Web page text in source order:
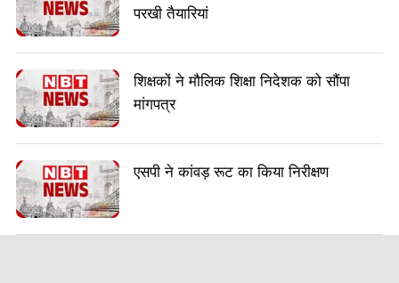
परखी तैयारियां
शिक्षकों ने मौलिक शिक्षा निदेशक को सौंपा
मांगपत्र
एसपी ने कांवड़ रूट का किया निरीक्षण